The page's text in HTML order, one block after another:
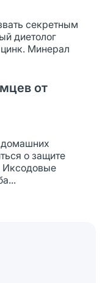
секретным
диетолог
Минерал
от
о защите
Иксодовые